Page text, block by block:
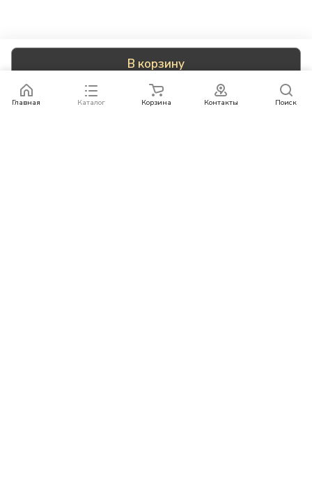
В корзину
Главная Каталог Корзина Контакты Поиск